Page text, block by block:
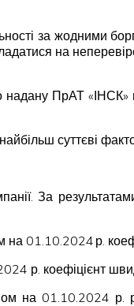
за жодними
на
ПрАТ
суттєві
За
01.10.2024 р.
р. коефіцієнт
на 01.10.2024